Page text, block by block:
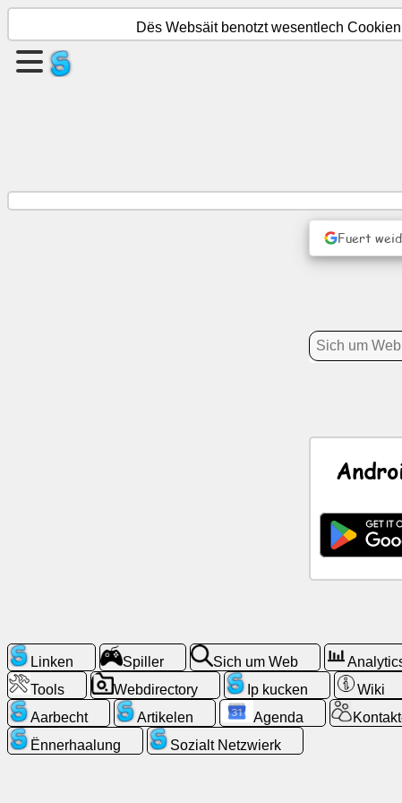
Schafen
Kontakter
Spiller
Sich
um
Dës Websäit benotzt wesentlech
Fuert
Linken Spiller Sich um Web
Tools
Webdirectory Ip kucken Wiki
Aarbecht
Artikelen Agenda
Ënnerhaalung
Sozialt Netzwierk